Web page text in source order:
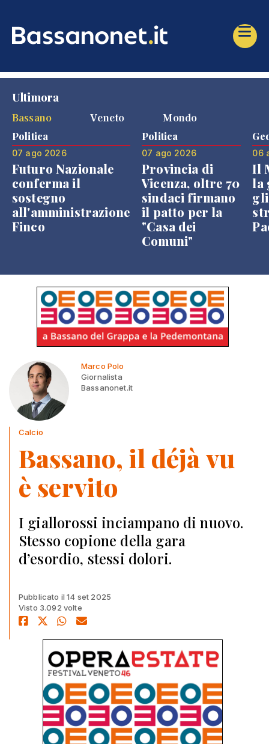
Ultimora
Bassano
Veneto Mondo
Politica
07 ago 2026
Futuro Nazionale
conferma il
sostegno
all'amministrazione
Finco
Politica
07 ago 2026
Provincia di
Vicenza, oltre 70
sindaci firmano
il patto per la
"Casa dei
Comuni"
06
Il
la
Marco Polo
Giornalista
Bassanonet.it
Calcio
Bassano, il déjà vu
è servito
I giallorossi inciampano di nuovo.
Stesso copione della gara
d’esordio, stessi dolori.
Pubblicato il 14 set 2025
Visto 3.092 volte